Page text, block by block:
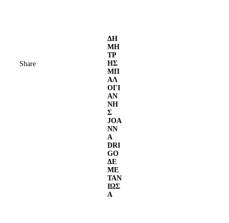
Share
ΔΗ
ΜΗ
ΤΡ
ΗΣ
ΜΠ
ΑΛ
ΟΓΙ
ΑΝ
ΝΗ
Σ
JOA
NN
A
DRI
GO
ΔΕ
ΜΕ
ΤΑΝ
ΙΩΣ
Α